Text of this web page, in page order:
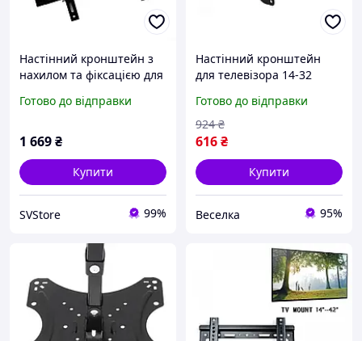
Настінний кронштейн з
нахилом та фіксацією для
діагоналлю 26-55 дюймів
Готово до відправки
1 669₴
Купити
SVStore 99%
Настінний кронштейн
для телевізора 14-32
поворотом 180° до 30 кг
FLAME
Готово до відправки
616₴
924 ₴
Купити
Веселка 95%